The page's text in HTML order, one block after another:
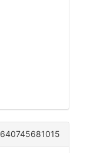
640745681015